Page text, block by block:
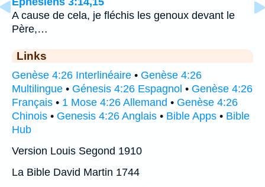
A cause de cela, je fléchis les genoux devant le
Père,…
Links
Genèse 4:26 Interlinéaire • Genèse 4:26
Multilingue • Génesis 4:26 Espagnol • Genèse 4:26
Français • 1 Mose 4:26 Allemand • Genèse 4:26
Chinois • Genesis 4:26 Anglais • Bible Apps • Bible
Hub
Version Louis Segond 1910
La Bible David Martin 1744